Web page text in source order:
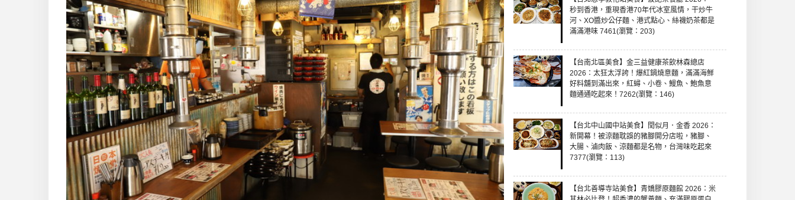
秒到香港，重現香港70年代冰室風情，干炒牛
河、XO醬炒公仔麵、港式點心、絲襪奶茶都是
滿滿港味 7461(瀏覽：203)
【台南北區美食】金三益健康茶飲林森總店
2026：太狂太浮誇！爆紅鍋燒意麵，滿滿海鮮
好料舖到滿出來，紅蟳、小卷、鰻魚、鮑魚意
麵通通吃起來！7262(瀏覽：146)
【台北中山國中站美食】閏似月．金香 2026：
新開幕！被涼麵耽誤的豬腳開分店啦，豬腳、
大腸、滷肉飯、涼麵都是名物，台灣味吃起來
7377(瀏覽：113)
【台北善導寺站美食】青嬌膠原麵館 2026：米